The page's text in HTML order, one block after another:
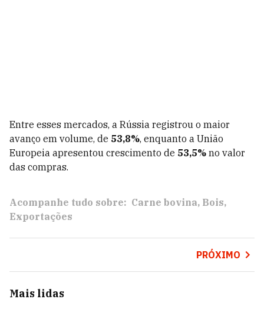
Entre esses mercados, a Rússia registrou o maior
avanço em volume, de 53,8%, enquanto a União
Europeia apresentou crescimento de 53,5% no valor
das compras.
Acompanhe tudo sobre: Carne bovina Bois
Exportações
PRÓXIMO
Mais lidas